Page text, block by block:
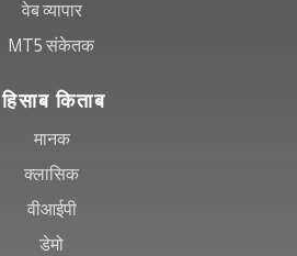
वेब व्यापार
MT5 संकेतक
हिसाब किताब
मानक
क्लासिक
वीआईपी
डेमो